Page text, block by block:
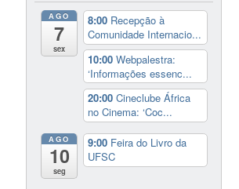
AGO
7
sex
8:00 Recepção à
Comunidade Internacio...
10:00Webpalestra:
‘Informações essenc...
20:00Cineclube África
no Cinema: ‘Coc...
AGO
10
seg
9:00 Feira do Livro da
UFSC